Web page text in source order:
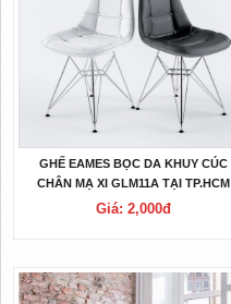
GHẾ EAMES BỌC DA KHUY CÚC
CHÂN MẠ XI GLM11A TẠI TP.HCM
Giá: 2,000đ